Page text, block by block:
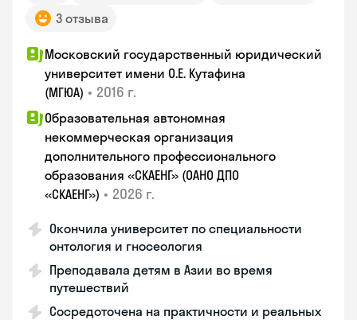
3 отзыва
Московский государственный юридический
университет имени О.Е. Кутафина
(МГЮА) • 2016 г.
Образовательная автономная
некоммерческая организация
дополнительного профессионального
образования «СКАЕНГ» (ОАНО ДПО
«СКАЕНГ») • 2026 г.
Окончила университет по специальности
онтология и гносеология
Преподавала детям в Азии во время
путешествий
Сосредоточена на практичности и реальных